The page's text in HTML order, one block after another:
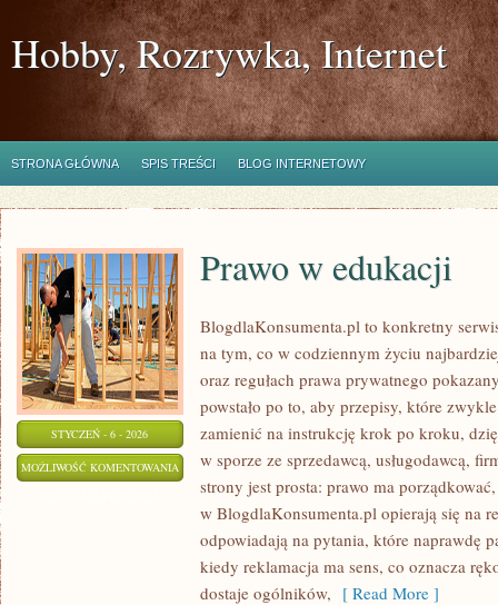
Hobby, Rozrywka, Internet
STRONA GŁÓWNA SPIS TREŚCI BLOG INTERNETOWY
STYCZEŃ - 6 - 2026
MOŻLIWOŚĆ KOMENTOWANIA PRAWO
EDUKACJI
Prawo w edukacji
BlogdlaKonsumenta.pl to konkretny
na tym, co w codziennym życiu
oraz regułach prawa prywatnego
powstało po to, aby przepisy, które
zamienić na instrukcję krok po kroku,
w sporze ze sprzedawcą, usługodawcą,
strony jest prosta: prawo ma
w BlogdlaKonsumenta.pl opierają się na
odpowiadają na pytania, które naprawdę
kiedy reklamacja ma sens, co oznacza
dostaje ogólników, [ Read More ]